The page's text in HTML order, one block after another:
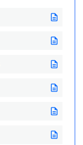
description
description
description
description
description
description